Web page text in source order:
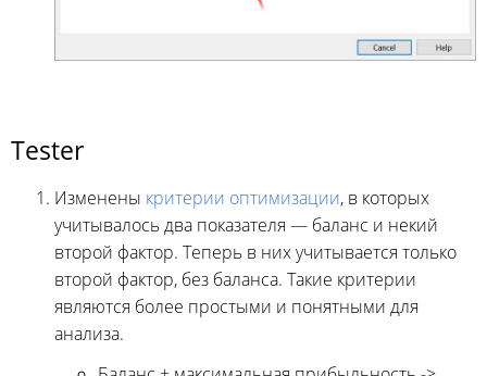
Tester
Изменены критерии оптимизации, в которых
учитывалось два показателя — баланс и некий
второй фактор. Теперь в них учитывается только
второй фактор, без баланса. Такие критерии
являются более простыми и понятными для
анализа.